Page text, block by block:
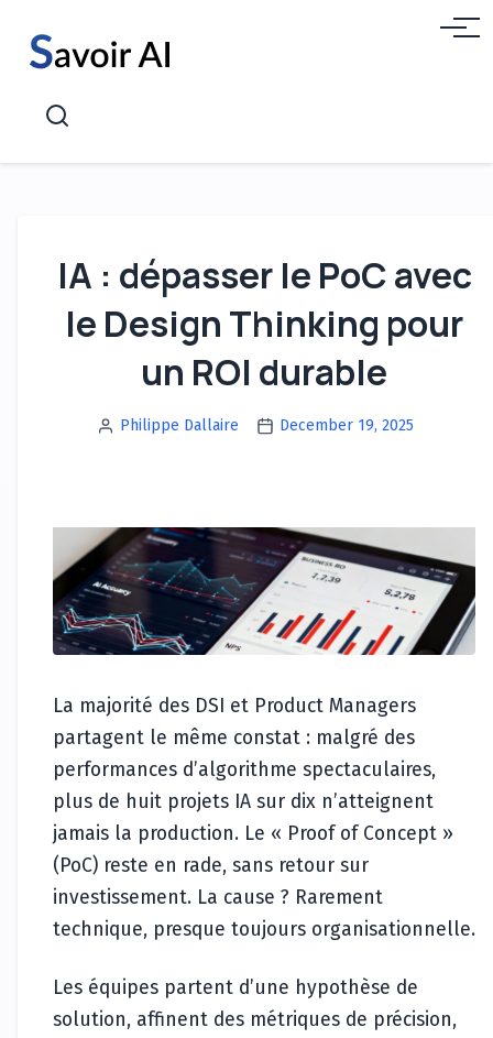
contenu
Menu
Recherche
IA : dépasser le PoC avec
le Design Thinking pour
un ROI durable
Philippe Dallaire December 19, 2025
La majorité des DSI et Product Managers
partagent le même constat : malgré des
performances d’algorithme spectaculaires,
plus de huit projets IA sur dix n’atteignent
jamais la production. Le « Proof of Concept »
(PoC) reste en rade, sans retour sur
investissement. La cause ? Rarement
technique, presque toujours organisationnelle.
Les équipes partent d’une hypothèse de
solution, affinent des métriques de précision,